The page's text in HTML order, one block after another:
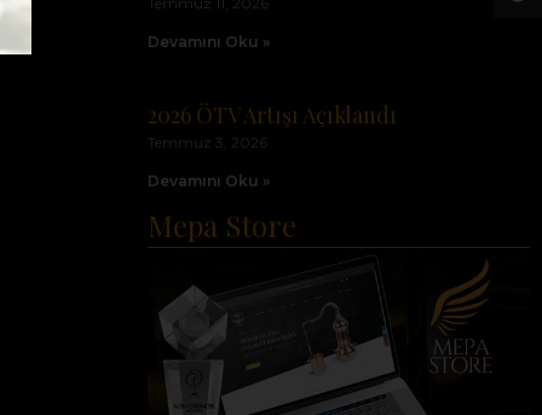
Devamını Oku »
2026 ÖTV Artışı Açıklandı
Temmuz 3, 2026
Devamını Oku »
Mepa Store